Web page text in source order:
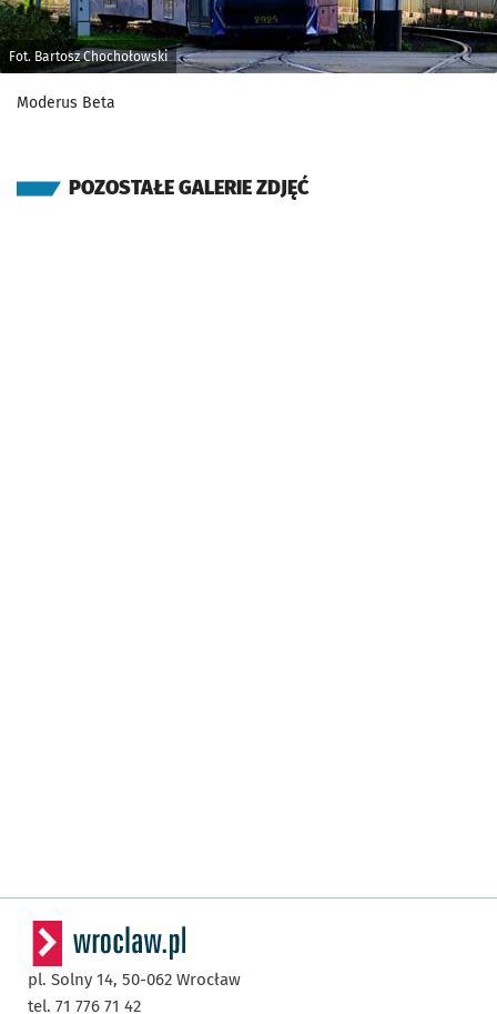
Fot. Bartosz Chochołowski
Moderus Beta
POZOSTAŁE GALERIE ZDJĘĆ
pl. Solny 14, 50-062 Wrocław
tel. 71 776 71 42